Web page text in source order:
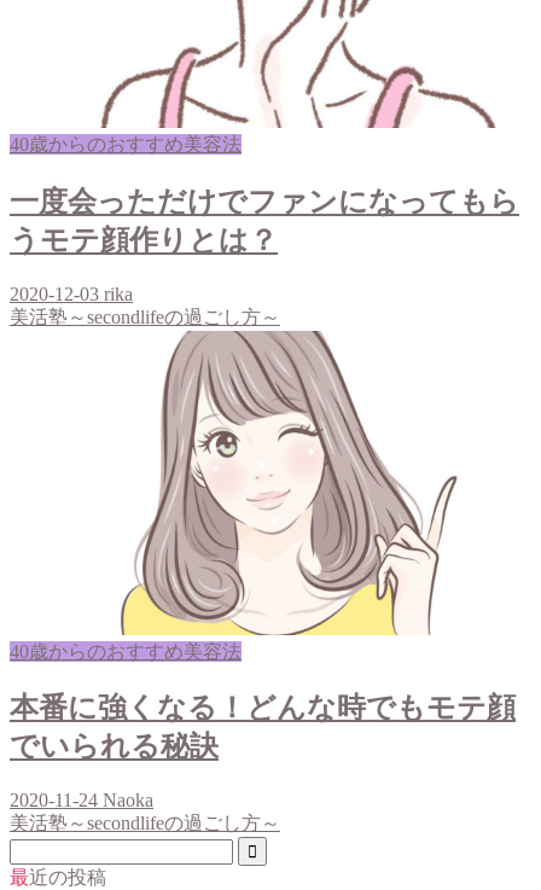
40歳からのおすすめ美容法
一度会っただけでファンになってもら
うモテ顔作りとは？
2020-12-03 rika
美活塾～secondlifeの過ごし方～
40歳からのおすすめ美容法
本番に強くなる！どんな時でもモテ顔
でいられる秘訣
2020-11-24 Naoka
美活塾～secondlifeの過ごし方～
最近の投稿